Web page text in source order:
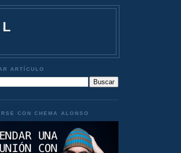
ARTÍCULO
CON CHEMA ALONSO